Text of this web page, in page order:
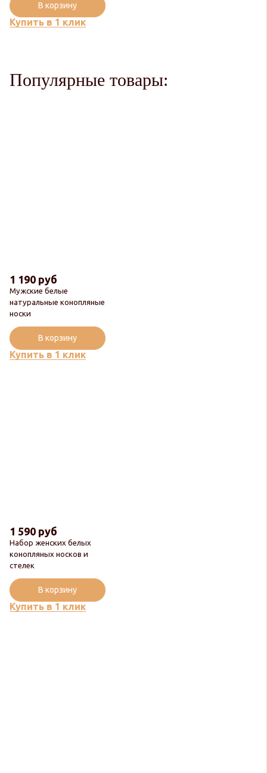
Купить в 1 клик
В корзину
Популярные товары:
Мужские белые
натуральные конопляные
носки
1 190 руб
Купить в 1 клик
В корзину
Новинка
Набор женских белых
конопляных носков и
стелек
1 590 руб
Купить в 1 клик
В корзину